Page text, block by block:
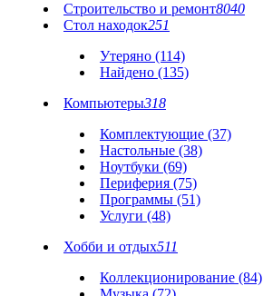
Строительство и ремонт8040
Стол находок251
Утеряно (114)
Найдено (135)
Компьютеры318
Комплектующие (37)
Настольные (38)
Ноутбуки (69)
Периферия (75)
Программы (51)
Услуги (48)
Хобби и отдых511
Коллекционирование (84)